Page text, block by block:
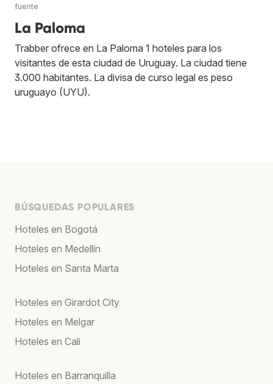
fuente
La Paloma
Trabber ofrece en La Paloma 1 hoteles para los
visitantes de esta ciudad de Uruguay. La ciudad tiene
3.000 habitantes. La divisa de curso legal es peso
uruguayo (UYU).
BÚSQUEDAS POPULARES
Hoteles en Bogotá
Hoteles en Medellín
Hoteles en Santa Marta
Hoteles en Girardot City
Hoteles en Melgar
Hoteles en Cali
Hoteles en Barranquilla